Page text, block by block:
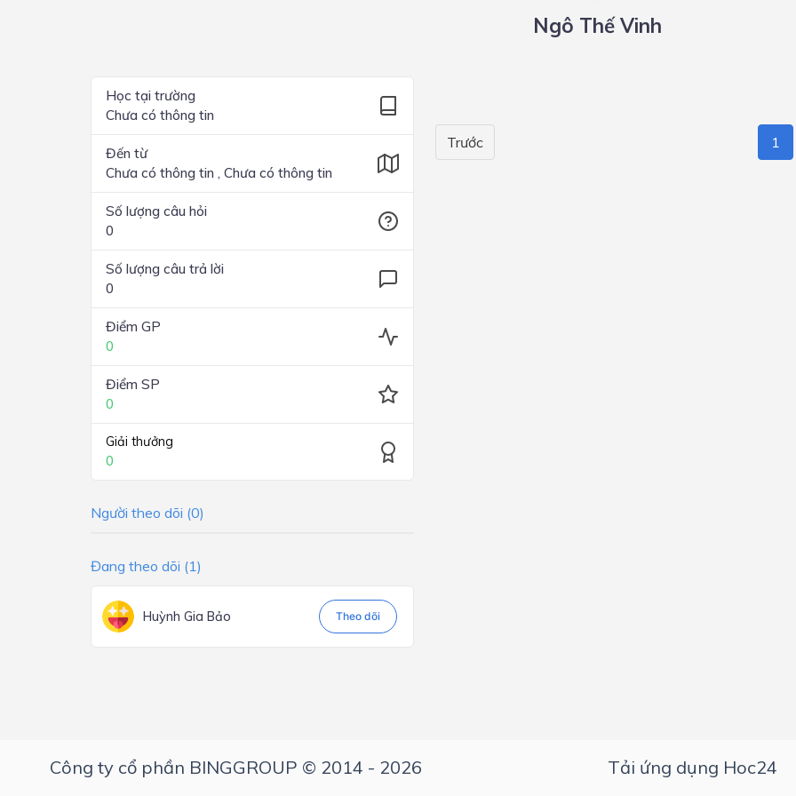
Lớp 2
Ngô Thế Vinh
Học tại trường
Chưa có thông tin
Đến từ
Chưa có thông tin , Chưa có thông tin
Số lượng câu hỏi
0
Số lượng câu trả lời
0
Điểm GP
0
Điểm SP
0
Giải thưởng
0
Người theo dõi (0)
Đang theo dõi (1)
Huỳnh Gia Bảo Theo dõi
Trước 1
Công ty cổ phần BINGGROUP © 2014 - 2026 Tải ứng dụng Hoc24